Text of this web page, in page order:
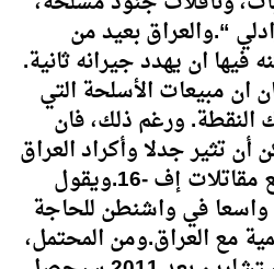
“.والعراق بعيد من
فيها ان يهدد جيرانه ثانية.
ان مبيعات الأسلحة التي
النقطة. ورغم ذلك، فان
تثير جدلا وأكراد العراق
أبدوا معارضةَ لصفقة بيع مقاتلات إف -16.ويقول
واسعا في واشنطن للحاجة
مع العراق.ومن المحتمل،